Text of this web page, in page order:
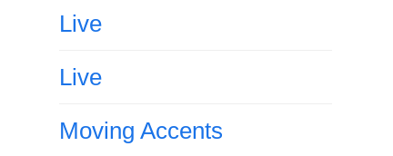
Live
Live
Moving Accents